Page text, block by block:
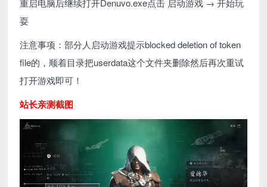
耍
注意事项：部分人启动游戏提示blocked deletion of token
file的，顺着目录把userdata这个文件夹删除然后再次重试
打开游戏即可！
站长亲测截图